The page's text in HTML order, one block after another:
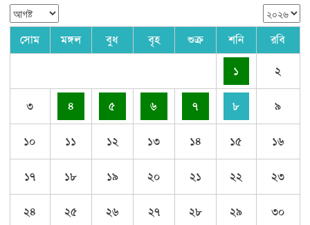
সোম মঙ্গল বুধ বৃহ শুক্র শনি রবি
১ ২
৩ ৪ ৫ ৬ ৭ ৮ ৯
১০ ১১ ১২ ১৩ ১৪ ১৫ ১৬
১৭ ১৮ ১৯ ২০ ২১ ২২ ২৩
২৪ ২৫ ২৬ ২৭ ২৮ ২৯ ৩০